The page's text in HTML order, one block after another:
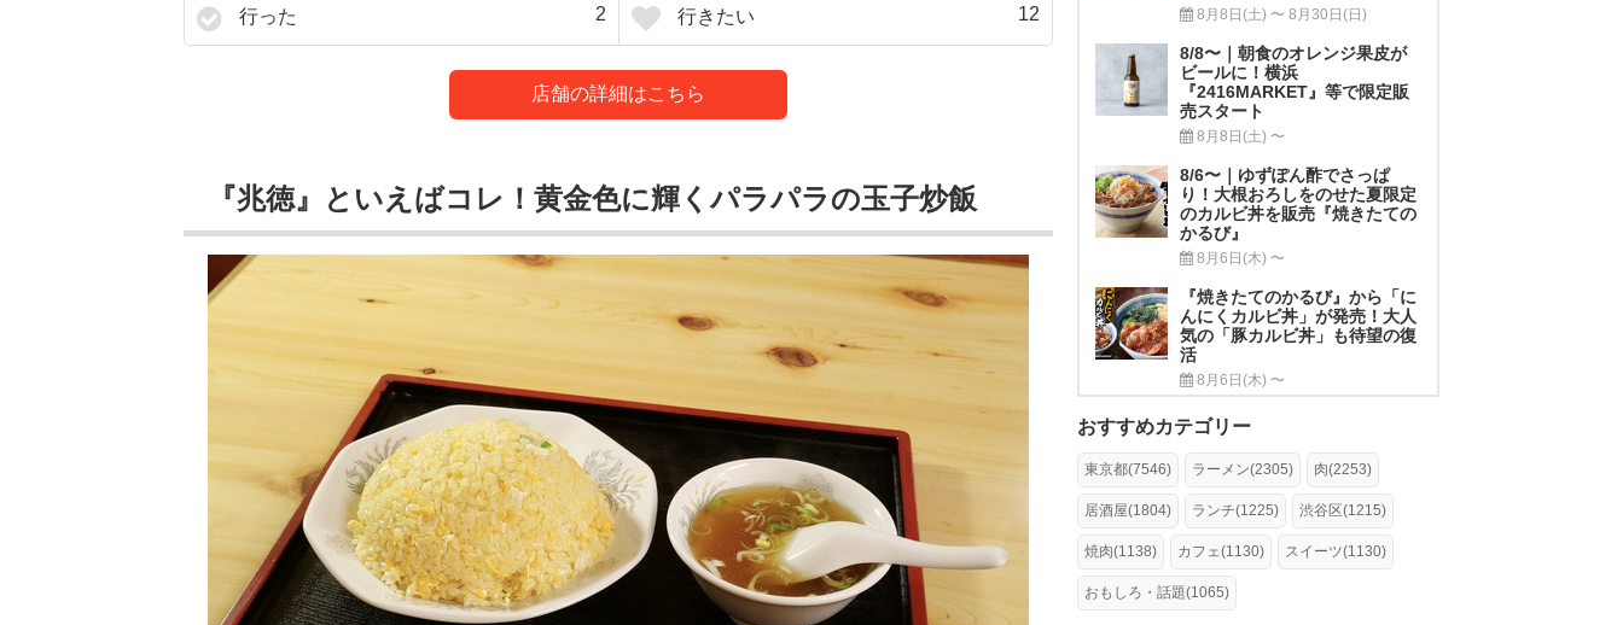
行った 2 行きたい 12
店舗の詳細はこちら
『兆徳』といえばコレ！黄金色に輝くパラパラの玉子炒飯
8月8日(土) 〜 8月30日(日)
8/8〜｜朝食のオレンジ果皮が
ビールに！横浜
『2416MARKET』等で限定販
売スタート
8月8日(土) 〜
8/6〜｜ゆずぽん酢でさっぱ
り！大根おろしをのせた夏限定
のカルビ丼を販売『焼きたての
かるび』
8月6日(木) 〜
『焼きたてのかるび』から「に
んにくカルビ丼」が発売！大人
気の「豚カルビ丼」も待望の復
活
8月6日(木) 〜
おすすめカテゴリー
東京都(7546) ラーメン(2305) 肉(2253)
居酒屋(1804) ランチ(1225) 渋谷区(1215)
焼肉(1138) カフェ(1130) スイーツ(1130)
おもしろ・話題(1065)